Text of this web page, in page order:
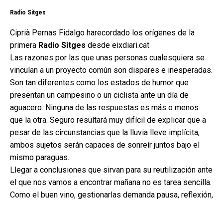
Radio Sitges
Ciprià Pernas Fidalgo harecordado los orígenes de la
primera Radio Sitges desde eixdiari.cat
Las razones por las que unas personas cualesquiera se
vinculan a un proyecto común son dispares e inesperadas.
Son tan diferentes como los estados de humor que
presentan un campesino o un ciclista ante un día de
aguacero. Ninguna de las respuestas es más o menos
que la otra. Seguro resultará muy difícil de explicar que a
pesar de las circunstancias que la lluvia lleve implícita,
ambos sujetos serán capaces de sonreír juntos bajo el
mismo paraguas.
Llegar a conclusiones que sirvan para su reutilización ante
el que nos vamos a encontrar mañana no es tarea sencilla.
Como el buen vino, gestionarlas demanda pausa, reflexión,